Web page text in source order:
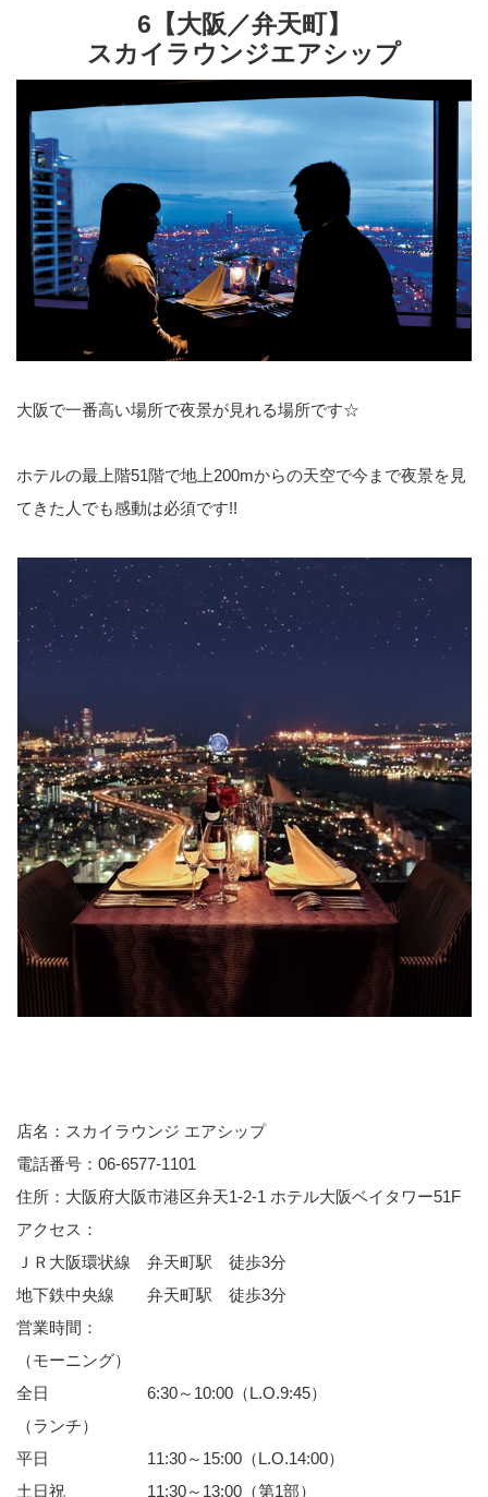
6【大阪／弁天町】
スカイラウンジエアシップ
大阪で一番高い場所で夜景が見れる場所です☆
ホテルの最上階51階で地上200mからの天空で今まで夜景を見
てきた人でも感動は必須です!!
店名：スカイラウンジ エアシップ
電話番号：06-6577-1101
住所：大阪府大阪市港区弁天1-2-1 ホテル大阪ベイタワー51F
アクセス：
ＪＲ大阪環状線 弁天町駅 徒歩3分
地下鉄中央線 弁天町駅 徒歩3分
営業時間：
（モーニング）
全日 6:30～10:00（L.O.9:45）
（ランチ）
平日 11:30～15:00（L.O.14:00）
土日祝 11:30～13:00（第1部）